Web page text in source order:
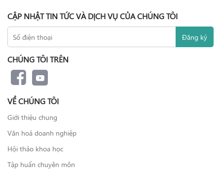
CẬP NHẬT TIN TỨC VÀ DỊCH VỤ CỦA CHÚNG TÔI
CHÚNG TÔI TRÊN
VỀ CHÚNG TÔI
Giới thiệu chung
Văn hoá doanh nghiệp
Hội thảo khoa học
Tập huấn chuyên môn